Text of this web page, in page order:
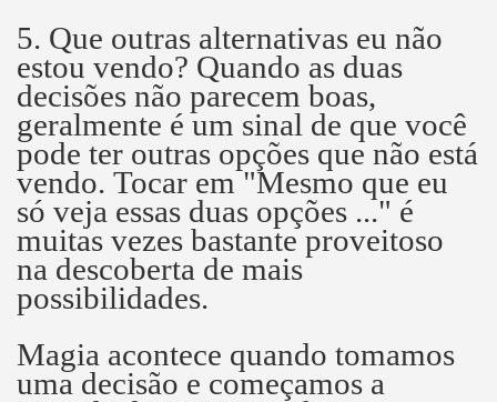
5. Que outras alternativas eu não
estou vendo? Quando as duas
decisões não parecem boas,
geralmente é um sinal de que você
pode ter outras opções que não está
vendo. Tocar em "Mesmo que eu
só veja essas duas opções ..." é
muitas vezes bastante proveitoso
na descoberta de mais
possibilidades.
Magia acontece quando tomamos
uma decisão e começamos a